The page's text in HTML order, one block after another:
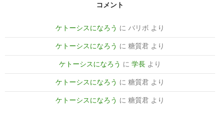
コメント
ケトーシスになろう に バリボ より
ケトーシスになろう に 糖質君 より
ケトーシスになろう に 学長 より
ケトーシスになろう に 糖質君 より
ケトーシスになろう に 糖質君 より